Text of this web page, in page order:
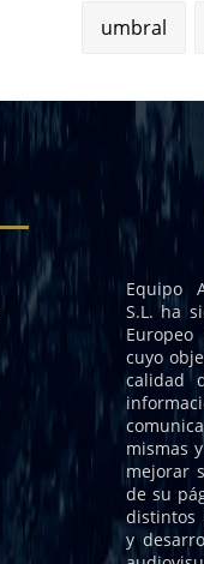
umbral
Equipo
S.L. ha
cuyo
calidad
mismas
mejorar
de su
distintos
y